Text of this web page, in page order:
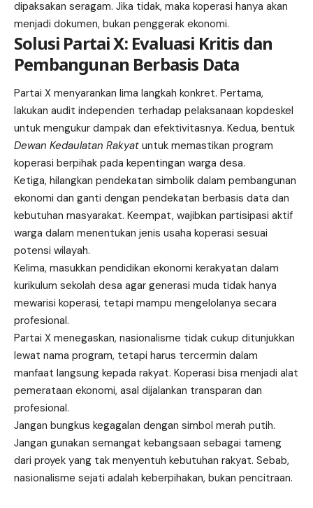
dipaksakan seragam. Jika tidak, maka koperasi hanya akan
menjadi dokumen, bukan penggerak ekonomi.
Solusi Partai X: Evaluasi Kritis dan
Pembangunan Berbasis Data
Partai X menyarankan lima langkah konkret. Pertama,
lakukan audit independen terhadap pelaksanaan kopdeskel
untuk mengukur dampak dan efektivitasnya. Kedua, bentuk
Dewan Kedaulatan Rakyat untuk memastikan program
koperasi berpihak pada kepentingan warga desa.
Ketiga, hilangkan pendekatan simbolik dalam pembangunan
ekonomi dan ganti dengan pendekatan berbasis data dan
kebutuhan masyarakat. Keempat, wajibkan partisipasi aktif
warga dalam menentukan jenis usaha koperasi sesuai
potensi wilayah.
Kelima, masukkan pendidikan ekonomi kerakyatan dalam
kurikulum sekolah desa agar generasi muda tidak hanya
mewarisi koperasi, tetapi mampu mengelolanya secara
profesional.
Partai X menegaskan, nasionalisme tidak cukup ditunjukkan
lewat nama program, tetapi harus tercermin dalam
manfaat langsung kepada rakyat. Koperasi bisa menjadi alat
pemerataan ekonomi, asal dijalankan transparan dan
profesional.
Jangan bungkus kegagalan dengan simbol merah putih.
Jangan gunakan semangat kebangsaan sebagai tameng
dari proyek yang tak menyentuh kebutuhan rakyat. Sebab,
nasionalisme sejati adalah keberpihakan, bukan pencitraan.